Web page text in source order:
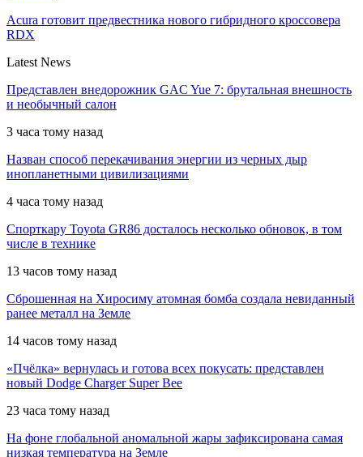
Acura готовит предвестника нового гибридного кроссовера
RDX
Latest News
Представлен внедорожник GAC Yue 7: брутальная внешность
и необычный салон
3 часа тому назад
Назван способ перекачивания энергии из черных дыр
инопланетными цивилизациями
4 часа тому назад
Спорткару Toyota GR86 досталось несколько обновок, в том
числе в технике
13 часов тому назад
Сброшенная на Хиросиму атомная бомба создала невиданный
ранее металл на Земле
14 часов тому назад
«Пчёлка» вернулась и готова всех покусать: представлен
новый Dodge Charger Super Bee
23 часа тому назад
На фоне глобальной аномальной жары зафиксирована самая
низкая температура на Земле